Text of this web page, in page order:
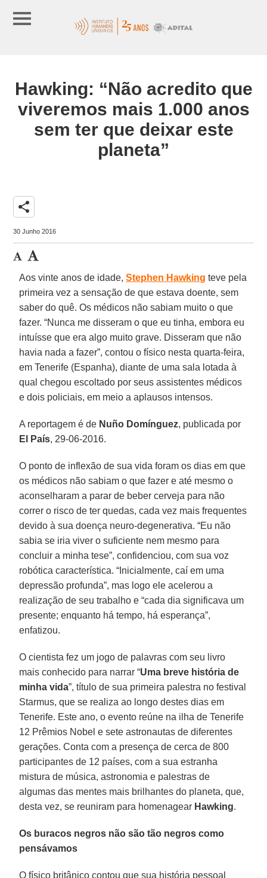
Hawking: “Não acredito que
viveremos mais 1.000 anos
sem ter que deixar este
planeta”
share
30 Junho 2016
Aos vinte anos de idade,Stephen Hawking teve pela
primeira vez a sensação de que estava doente, sem
saber do quê. Os médicos não sabiam muito o que
fazer. “Nunca me disseram o que eu tinha, embora eu
intuísse que era algo muito grave. Disseram que não
havia nada a fazer”, contou o físico nesta quarta-feira,
em Tenerife (Espanha), diante de uma sala lotada à
qual chegou escoltado por seus assistentes médicos
e dois policiais, em meio a aplausos intensos.
A reportagem é de Nuño Domínguez, publicada por
El País, 29-06-2016.
O ponto de inflexão de sua vida foram os dias em que
os médicos não sabiam o que fazer e até mesmo o
aconselharam a parar de beber cerveja para não
correr o risco de ter quedas, cada vez mais frequentes
devido à sua doença neuro-degenerativa. “Eu não
sabia se iria viver o suficiente nem mesmo para
concluir a minha tese”, confidenciou, com sua voz
robótica característica. “Inicialmente, caí em uma
depressão profunda”, mas logo ele acelerou a
realização de seu trabalho e “cada dia significava um
presente; enquanto há tempo, há esperança”,
enfatizou.
O cientista fez um jogo de palavras com seu livro
mais conhecido para narrar “Uma breve história de
minha vida”, título de sua primeira palestra no festival
Starmus, que se realiza ao longo destes dias em
Tenerife. Este ano, o evento reúne na ilha de Tenerife
12 Prêmios Nobel e sete astronautas de diferentes
gerações. Conta com a presença de cerca de 800
participantes de 12 países, com a sua estranha
mistura de música, astronomia e palestras de
algumas das mentes mais brilhantes do planeta, que,
desta vez, se reuniram para homenagear Hawking.
Os buracos negros não são tão negros como
pensávamos
O físico britânico contou que sua história pessoal